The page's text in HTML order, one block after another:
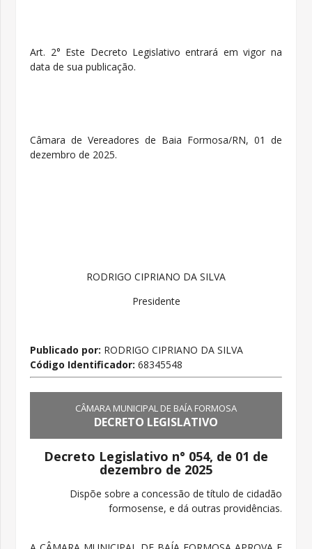
Art. 2° Este Decreto Legislativo entrará em vigor na
data de sua publicação.
Câmara de Vereadores de Baia Formosa/RN, 01 de
dezembro de 2025.
RODRIGO CIPRIANO DA SILVA
Presidente
Publicado por: RODRIGO CIPRIANO DA SILVA
Código Identificador:68345548
CÂMARA MUNICIPAL DE BAÍA FORMOSA
DECRETO LEGISLATIVO
Decreto Legislativo n° 054, de 01 de
dezembro de 2025
Dispõe sobre a concessão de título de cidadão
formosense, e dá outras providências.